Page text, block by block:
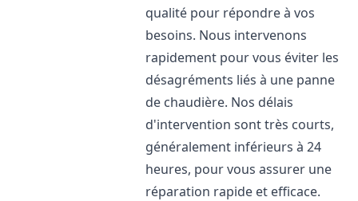
qualité pour répondre à vos
besoins. Nous intervenons
rapidement pour vous éviter les
désagréments liés à une panne
de chaudière. Nos délais
d'intervention sont très courts,
généralement inférieurs à 24
heures, pour vous assurer une
réparation rapide et efficace.